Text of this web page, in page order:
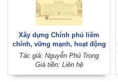
Xây dựng Chính phủ liêm
chính, vững mạnh, hoạt động
hiệu lực, hiệu quả, đưa đất
nước phát triển nhanh và bền
Tác giả: Nguyễn Phú Trọng
Giá tiền: Liên hệ